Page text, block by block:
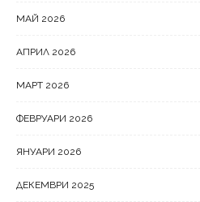
МАЙ 2026
АПРИЛ 2026
МАРТ 2026
ФЕВРУАРИ 2026
ЯНУАРИ 2026
ДЕКЕМВРИ 2025